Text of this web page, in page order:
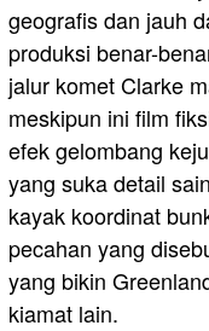
geografis dan jauh
produksi benar-
jalur komet Clarke
meskipun ini film
efek gelombang
yang suka detail
kayak koordinat
pecahan yang
yang bikin
kiamat lain.